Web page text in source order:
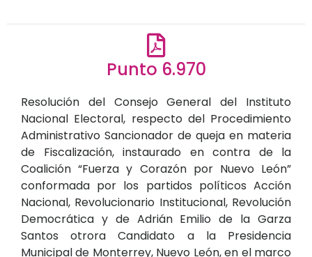
Punto 6.970
Resolución del Consejo General del Instituto
Nacional Electoral, respecto del Procedimiento
Administrativo Sancionador de queja en materia
de Fiscalización, instaurado en contra de la
Coalición “Fuerza y Corazón por Nuevo León”
conformada por los partidos políticos Acción
Nacional, Revolucionario Institucional, Revolución
Democrática y de Adrián Emilio de la Garza
Santos otrora Candidato a la Presidencia
Municipal de Monterrey, Nuevo León, en el marco